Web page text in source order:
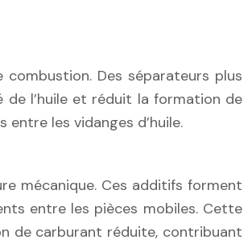
Des séparateurs plus
de l’huile et réduit la formation de
les vidanges d’huile.
mécanique. Ces additifs forment
entre les pièces mobiles. Cette
de carburant réduite, contribuant